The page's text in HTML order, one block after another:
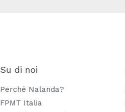
Su di noi
Perché Nalanda?
FPMT Italia